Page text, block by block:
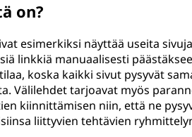
on?
esimerkiksi näyttää useita
linkkiä manuaalisesti
koska kaikki sivut pysyvät
Välilehdet tarjoavat myös
kiinnittämisen niin, että ne
liittyvien tehtävien